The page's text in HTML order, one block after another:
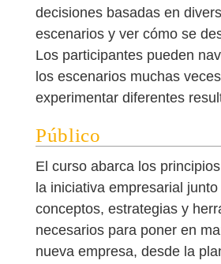
decisiones basadas en
escenarios y ver cómo se
Los participantes pueden
los escenarios muchas
experimentar diferentes
Público
El curso abarca los
la iniciativa empresarial
conceptos, estrategias y
necesarios para poner en
nueva empresa, desde la